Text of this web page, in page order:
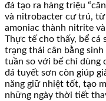
đá tạo ra hàng triệu
và nitrobacter cư trú, từ
amoniac thành nitrite
Thực tế cho thấy, bể
trạng thái cân bằng
tuần so với bể chỉ dùng
đá tuyết sơn còn giúp
năng giữ nhiệt tốt, tạo
những ngày thời tiết